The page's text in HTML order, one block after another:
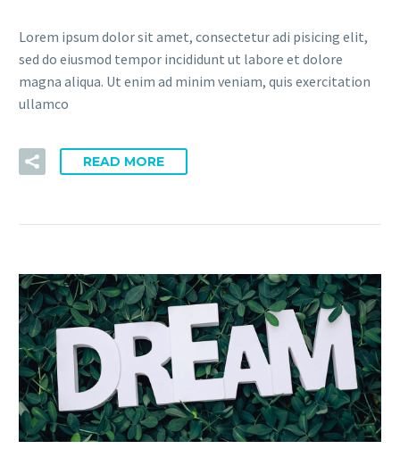
Lorem ipsum dolor sit amet, consectetur adi pisicing elit,
sed do eiusmod tempor incididunt ut labore et dolore
magna aliqua. Ut enim ad minim veniam, quis exercitation
ullamco
READ MORE